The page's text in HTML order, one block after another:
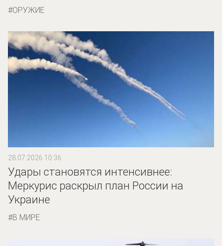
ОРУЖИЕ
28.07.2026 10:36
Удары становятся интенсивнее:
Меркурис раскрыл план России на
Украине
В МИРЕ